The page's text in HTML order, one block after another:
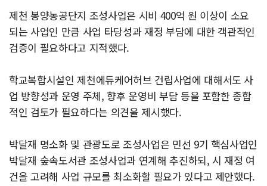
제천 봉양농공단지 조성사업은 시비 400억 원 이상이 소요
되는 사업인 만큼 사업 타당성과 재정 부담에 대한 객관적인
검증이 필요하다고 지적했다.
학교복합시설인 제천에듀케어허브 건립사업에 대해서도 사
업 방향성과 운영 주체, 향후 운영비 부담 등을 포함한 종합
적인 검토가 필요하다는 의견을 제시했다.
박달재 명소화 및 관광도로 조성사업은 민선 9기 핵심사업인
박달재 숲속도서관 조성사업과 연계해 추진하되, 시 재정 여
건을 고려해 사업 규모를 최소화할 필요가 있다고 제안했다.